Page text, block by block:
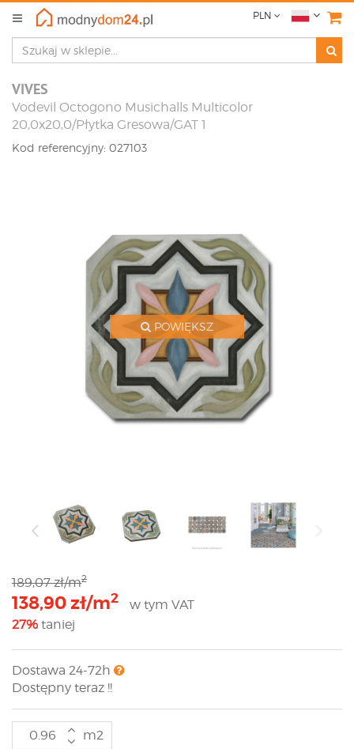
PLN
VIVES
Vodevil Octogono Musichalls Multicolor
20,0x20,0/Płytka Gresowa/GAT 1
Kod referencyjny: 027103
POWIĘKSZ
189,07 zł/m2
138,90 zł/m2
w tym VAT
27% taniej
Dostawa 24-72h
Dostępny teraz !!
m2